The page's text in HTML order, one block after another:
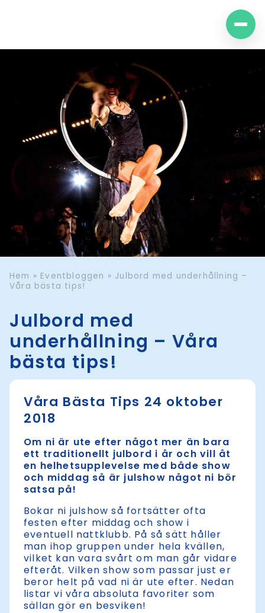
Hem » Eventbloggen » Julbord med underhållning –
Våra bästa tips!
Julbord med
underhållning – Våra
bästa tips!
Våra Bästa Tips 24 oktober
2018
Om ni är ute efter något mer än bara
ett traditionellt julbord i år och vill åt
en helhetsupplevelse med både show
och middag så är julshow något ni bör
satsa på!
Bokar ni julshow så fortsätter ofta
festen efter middag och show i
eventuell nattklubb. På så sätt håller
man ihop gruppen under hela kvällen,
vilket kan vara svårt om man går vidare
efteråt. Vilken show som passar just er
beror helt på vad ni är ute efter. Nedan
listar vi våra absoluta favoriter som
sällan gör en besviken!